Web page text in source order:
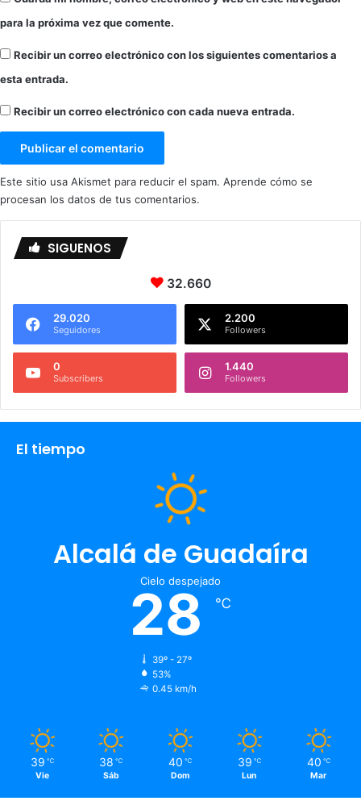
para la próxima vez que comente.
Recibir un correo electrónico con los siguientes comentarios a
esta entrada.
Recibir un correo electrónico con cada nueva entrada.
Este sitio usa Akismet para reducir el spam. Aprende cómo se
procesan los datos de tus comentarios.
SIGUENOS
32.660
29.020
Seguidores
2.200
Followers
0
Subscribers
1.440
Followers
El tiempo
Alcalá de Guadaíra
Cielo despejado
28 ℃
39º - 27º
53%
0.45 km/h
39 ℃
Vie
38 ℃
Sáb
40 ℃
Dom
39 ℃
Lun
40 ℃
Mar